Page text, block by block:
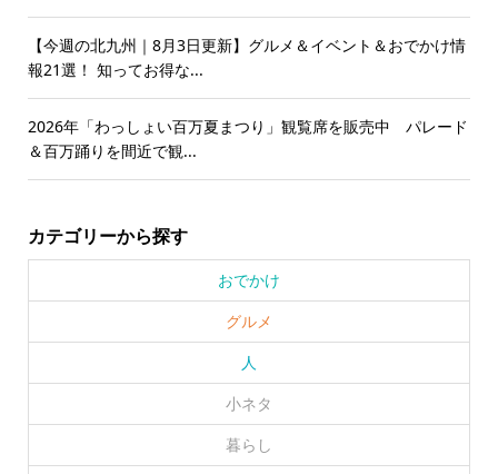
【今週の北九州｜8月3日更新】グルメ＆イベント＆おでかけ情
報21選！ 知ってお得な...
2026年「わっしょい百万夏まつり」観覧席を販売中 パレード
＆百万踊りを間近で観...
カテゴリーから探す
おでかけ
グルメ
人
小ネタ
暮らし